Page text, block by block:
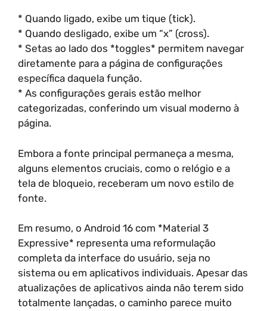
* Quando ligado, exibe um tique (tick).
* Quando desligado, exibe um “x” (cross).
* Setas ao lado dos *toggles* permitem navegar
diretamente para a página de configurações
específica daquela função.
* As configurações gerais estão melhor
categorizadas, conferindo um visual moderno à
página.
Embora a fonte principal permaneça a mesma,
alguns elementos cruciais, como o relógio e a
tela de bloqueio, receberam um novo estilo de
fonte.
Em resumo, o Android 16 com *Material 3
Expressive* representa uma reformulação
completa da interface do usuário, seja no
sistema ou em aplicativos individuais. Apesar das
atualizações de aplicativos ainda não terem sido
totalmente lançadas, o caminho parece muito